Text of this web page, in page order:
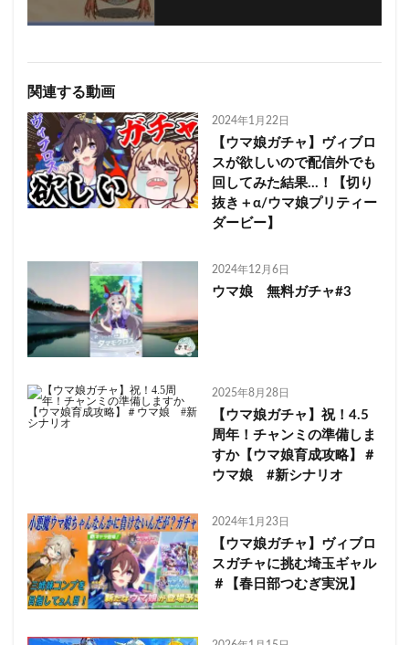
関連する動画
2024年1月22日
【ウマ娘ガチャ】ヴィブロ
スが欲しいので配信外でも
回してみた結果…！【切り
抜き＋α/ウマ娘プリティー
ダービー】
2024年12月6日
ウマ娘 無料ガチャ#3
2025年8月28日
【ウマ娘ガチャ】祝！4.5
周年！チャンミの準備しま
すか【ウマ娘育成攻略】＃
ウマ娘 #新シナリオ
2024年1月23日
【ウマ娘ガチャ】ヴィブロ
スガチャに挑む埼玉ギャル
＃【春日部つむぎ実況】